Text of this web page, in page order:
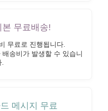
무료배송!
무료로 진행됩니다.
송비가 발생할 수 있습니
메시지 무료